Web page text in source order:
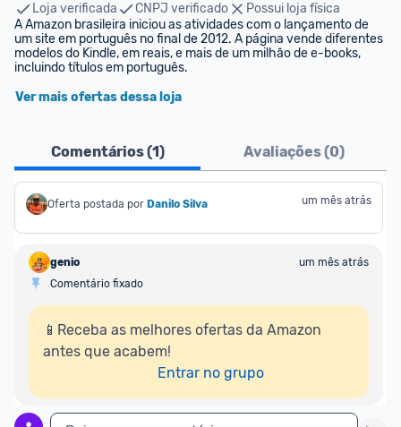
Loja verificada
CNPJ verificado
Possui loja física
A Amazon brasileira iniciou as atividades com o lançamento de
um site em português no final de 2012. A página vende diferentes
modelos do Kindle, em reais, e mais de um milhão de e-books,
incluindo títulos em português.
Ver mais ofertas dessa loja
Comentários (1) Avaliações (0)
Oferta postada por Danilo Silva um mês atrás
genio
um mês atrás
Comentário fixado
📱Receba as melhores ofertas da Amazon
antes que acabem!
Entrar no grupo